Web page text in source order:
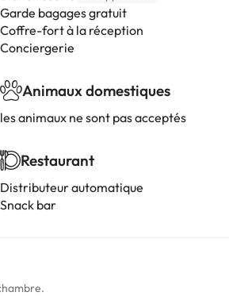
Garde bagages gratuit
Coffre-fort à la réception
Conciergerie
Animaux domestiques
les animaux ne sont pas acceptés
Restaurant
Distributeur automatique
Snack bar